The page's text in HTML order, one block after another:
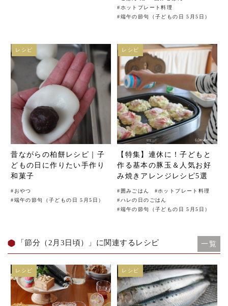
# ホットプレート料理
#端午の節句（子どもの日 5月5日）
昔ながらの柏餅レシピ｜子
どもの日に作りたい手作り
和菓子
# おやつ
#端午の節句（子どもの日 5月5日）
レシピ
【特集】連休に！子どもと
作る基本の豚玉＆人気お好
み焼きアレンジレシピ5選
# 囲みごはん #ホットプレート料理
#ハレの日のごはん
#端午の節句（子どもの日 5月5日）
レシピ
「節分（2月3日頃）」に関連するレシピ 一覧
レシピ レシピ